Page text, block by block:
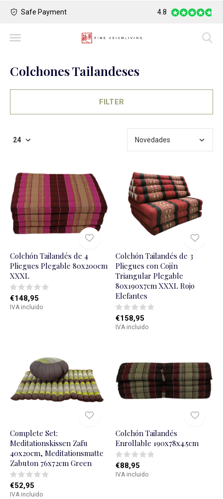
Safe Payment Largest Collection
4.8
Colchones Tailandeses
FILTER
Colchón Tailandés de 4
Pliegues Plegable 80x200cm
XXXL
€148,95
IVA incluido
Colchón Tailandés de 3
Pliegues con Cojín
Triangular Plegable
80x190x7cm XXXL Rojo
Elefantes
€158,95
IVA incluido
Complete Set:
Meditationskissen Zafu
40x20cm, Meditationsmatte
Zabuton 76x72cm Green
€52,95
IVA incluido
Colchón Tailandés
Enrollable 190x78x4.5cm
€88,95
IVA incluido